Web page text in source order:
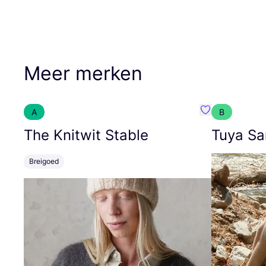
Meer merken
A
The Knitwit Stable
Breigoed
Favoriete
B
Tuya